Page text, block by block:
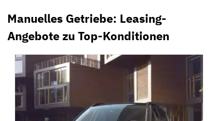
Manuelles Getriebe: Leasing-
Angebote zu Top-Konditionen